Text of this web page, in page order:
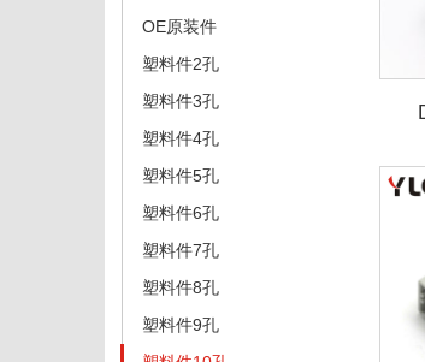
OE原装件
塑料件2孔
塑料件3孔
塑料件4孔
塑料件5孔
塑料件6孔
塑料件7孔
塑料件8孔
塑料件9孔